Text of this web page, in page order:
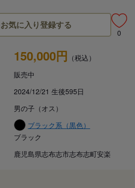
気に入り登録する
0
150,000円 （税込）
販売中
2024/12/21 生後595日
男の子（オス）
ブラック系（黒色）
ブラック
鹿児島県志布志市志布志町安楽